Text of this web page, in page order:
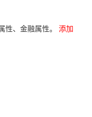
性、金融属性。添加